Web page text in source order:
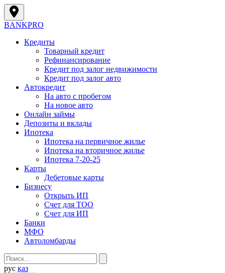
BANKPRO
Кредиты
Товарный кредит
Рефинансирование
Кредит под залог недвижимости
Кредит под залог авто
Автокредит
На авто с пробегом
На новое авто
Онлайн займы
Депозиты и вклады
Ипотека
Ипотека на первичное жилье
Ипотека на вторичное жилье
Ипотека 7-20-25
Карты
Дебетовые карты
Бизнесу
Открыть ИП
Cчет для ТОО
Счет для ИП
Банки
МФО
Автоломбарды
рус қаз